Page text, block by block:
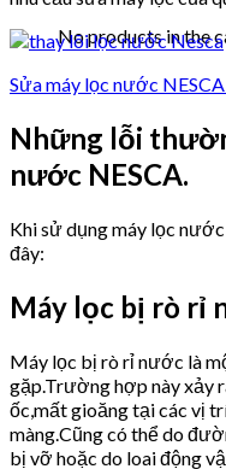
No products in the
Sửa máy lọc nước
Những lỗi
nước NESCA.
Khi sử dụng máy lọc
đây:
Máy lọc bị rò rỉ
Máy lọc bị rò rỉ nước là
gặp.Trường hợp này xảy
ốc,mất gioăng tại các vị
màng.Cũng có thể do
bị vỡ hoặc do loai động